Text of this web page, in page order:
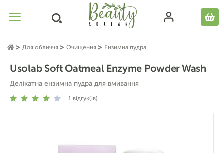
Для обличчя Очищення Ензимна пудра
Usolab Soft Oatmeal Enzyme Powder Wash
Делікатна ензимна пудра для вмивання
1 відгук(ів)